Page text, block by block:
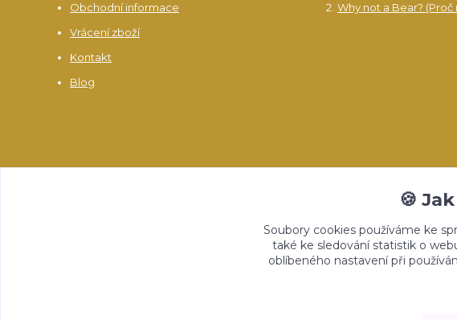
Obchodní informace
Vrácení zboží
Kontakt
Blog
Why not a Bear?
🍪
Soubory cookies používáme ke
také ke sledování statistik o
oblíbeného nastavení při